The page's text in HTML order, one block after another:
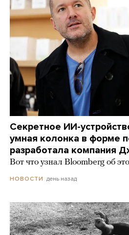
Секретное ИИ-
умная колонка в форме
разработала компания
Вот что узнал Bloomberg об
НОВОСТИ день назад